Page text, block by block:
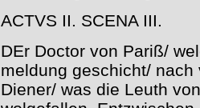
ACTVS II. SCENA III.
DEr Doctor von Pariß/
meldung geschicht/
Diener/ was die Leuth